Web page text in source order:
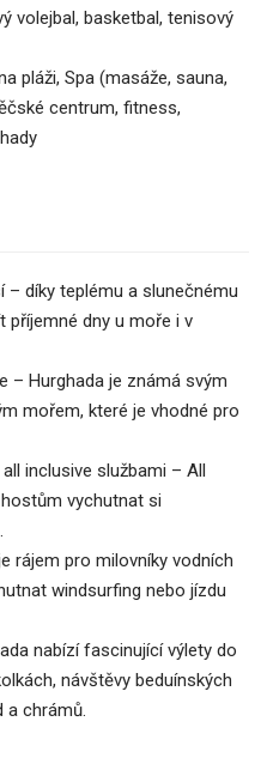
volejbal, basketbal, tenisový
pláži, Spa (masáže, sauna,
centrum, fitness,
díky teplému a slunečnému
příjemné dny u moře i v
– Hurghada je známá svým
mořem, které je vhodné pro
inclusive službami – All
vychutnat si
rájem pro milovníky vodních
windsurfing nebo jízdu
nabízí fascinující výlety do
návštěvy beduínských
a chrámů.